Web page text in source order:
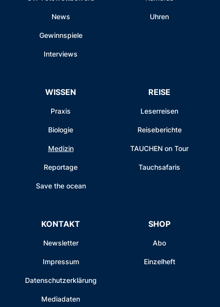
News
Gewinnspiele
Interviews
Uhren
WISSEN
Praxis
Biologie
Medizin
Reportage
Save the ocean
REISE
Leserreisen
Reiseberichte
TAUCHEN on Tour
Tauchsafaris
KONTAKT
Newsletter
Impressum
Datenschutzerklärung
Mediadaten
SHOP
Abo
Einzelheft